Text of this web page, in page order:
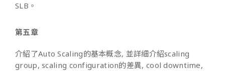
SLB。
第五章
介紹了Auto Scaling的基本概念, 並詳細介紹scaling
group, scaling configuration的差異, cool downtime,